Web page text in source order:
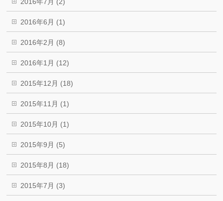
2016年6月 (1)
2016年2月 (8)
2016年1月 (12)
2015年12月 (18)
2015年11月 (1)
2015年10月 (1)
2015年9月 (5)
2015年8月 (18)
2015年7月 (3)